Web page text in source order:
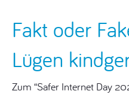
Fakt oder
Lügen
Zum “Safer Internet Day